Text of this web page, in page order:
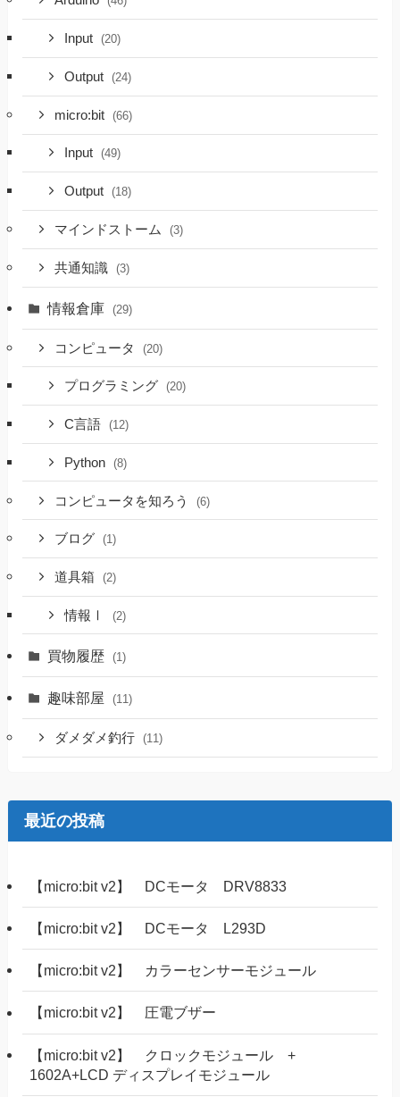
Input (20)
Output (24)
micro:bit (66)
Input (49)
Output (18)
マインドストーム (3)
共通知識 (3)
情報倉庫 (29)
コンピュータ (20)
プログラミング (20)
C言語 (12)
Python (8)
コンピュータを知ろう (6)
ブログ (1)
道具箱 (2)
情報Ⅰ (2)
買物履歴 (1)
趣味部屋 (11)
ダメダメ釣行 (11)
最近の投稿
【micro:bit v2】 DCモータ DRV8833
【micro:bit v2】 DCモータ L293D
【micro:bit v2】 カラーセンサーモジュール
【micro:bit v2】 圧電ブザー
【micro:bit v2】 クロックモジュール +
1602A+LCD ディスプレイモジュール